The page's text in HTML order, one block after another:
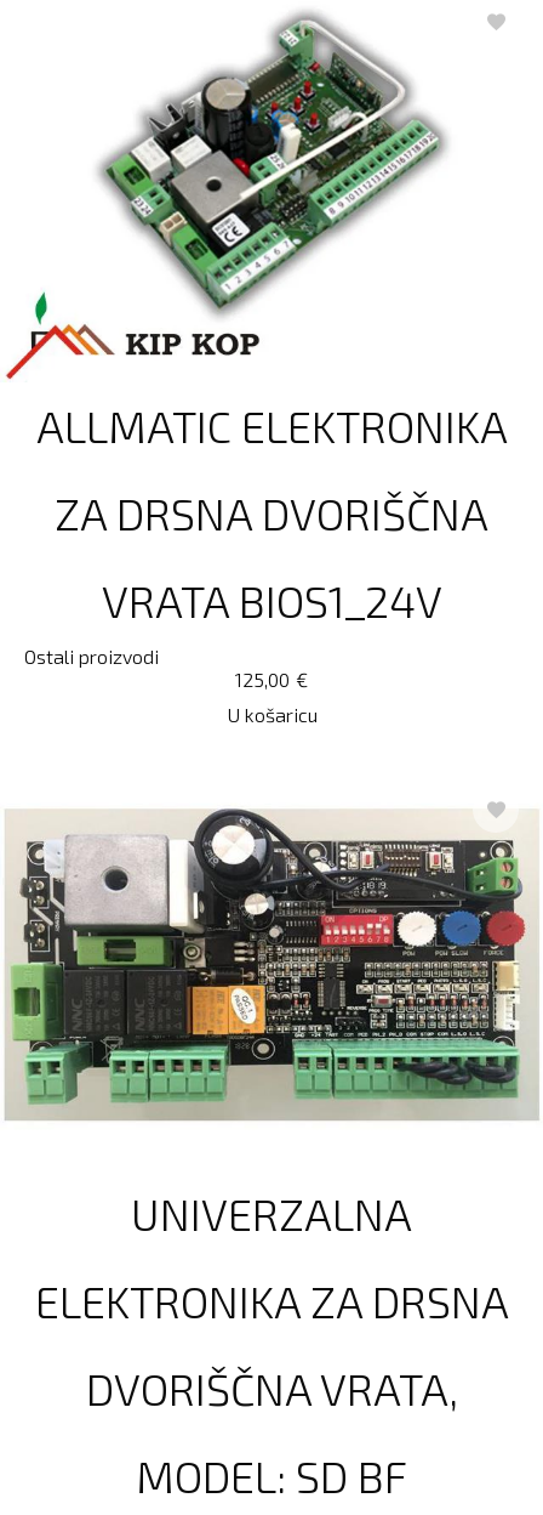
ALLMATIC ELEKTRONIKA
ZA DRSNA DVORIŠČNA
VRATA BIOS1_24V
Ostali proizvodi
€
125,00
U košaricu
UNIVERZALNA
ELEKTRONIKA ZA DRSNA
DVORIŠČNA VRATA,
MODEL: SD BF